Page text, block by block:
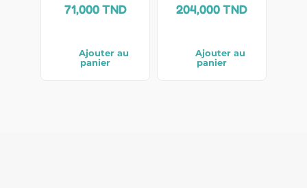
71,000TND
Ajouter au
panier
204,000TND
Ajouter au
panier